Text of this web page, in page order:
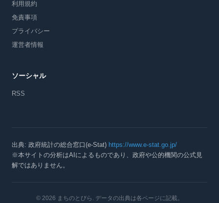
利用規約
免責事項
プライバシー
運営者情報
ソーシャル
RSS
出典: 政府統計の総合窓口(e-Stat) https://www.e-stat.go.jp/
※本サイトの分析はAIによるものであり、政府や公的機関の公式見
解ではありません。
© 2026 まちのとびら . データの出典は各ページに記載。